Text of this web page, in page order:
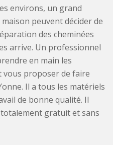
environs, un grand
peuvent décider de
des cheminées
arrive. Un professionnel
en main les
vous proposer de faire
Il a tous les matériels
de bonne qualité. Il
gratuit et sans